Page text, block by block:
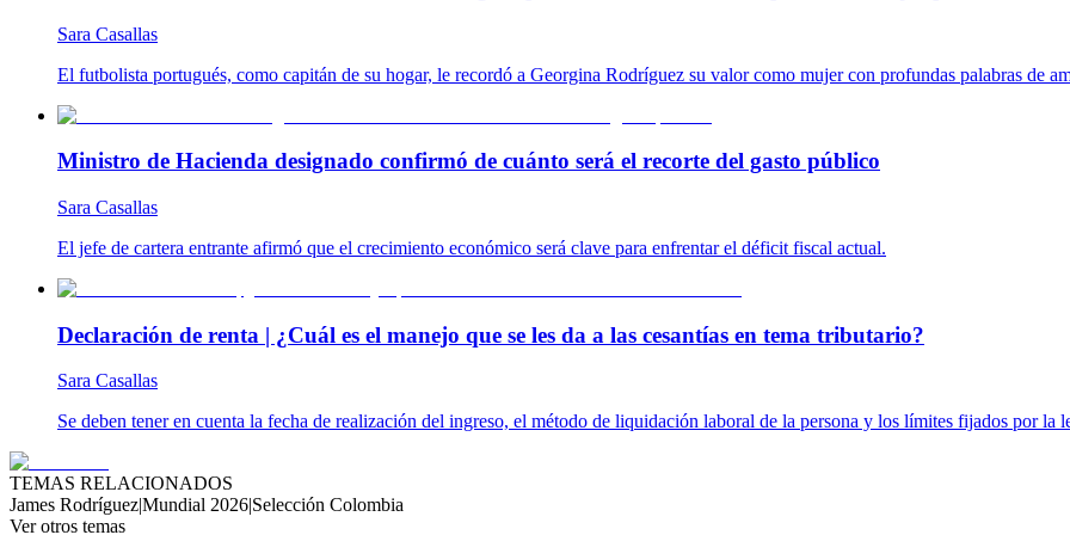
Sara Casallas
El futbolista portugués, como capitán de su hogar, le recordó a Georgina Rodríguez su valor como mujer con profundas palabras de
Ministro de Hacienda designado confirmó de cuánto será el recorte del gasto público
Sara Casallas
El jefe de cartera entrante afirmó que el crecimiento económico será clave para enfrentar el déficit fiscal actual.
Declaración de renta | ¿Cuál es el manejo que se les da a las cesantías en tema tributario?
Sara Casallas
Se deben tener en cuenta la fecha de realización del ingreso, el método de liquidación laboral de la persona y los límites fijados por la
TEMAS RELACIONADOS
James Rodríguez|Mundial 2026|Selección Colombia
Ver otros temas